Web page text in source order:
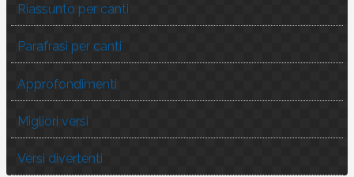
Riassunto per canti
Parafrasi per canti
Approfondimenti
Migliori versi
Versi divertenti